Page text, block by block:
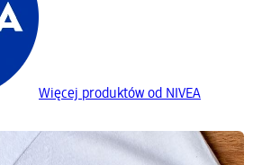
Więcej produktów od NIVEA